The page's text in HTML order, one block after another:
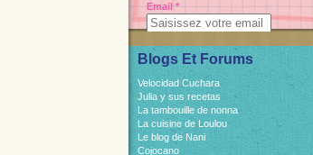
Email
Blogs Et Forums
Velocidad Cuchara
Julia y sus recetas
La tambouille de nonna
La cuisine de Loulou
Le blog de Nani
Cojocano